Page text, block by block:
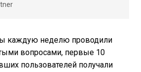
каждую неделю проводили
вопросами, первые 10
пользователей получали